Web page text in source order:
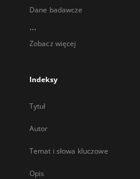
Dane badawcze
...
Zobacz więcej
Indeksy
Tytuł
Autor
Temat i słowa kluczowe
Opis